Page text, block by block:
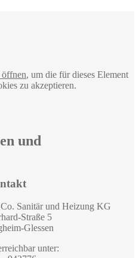
, um die für dieses Element
zu akzeptieren.
und
Sanitär und Heizung KG
Straße 5
Glessen
unter: